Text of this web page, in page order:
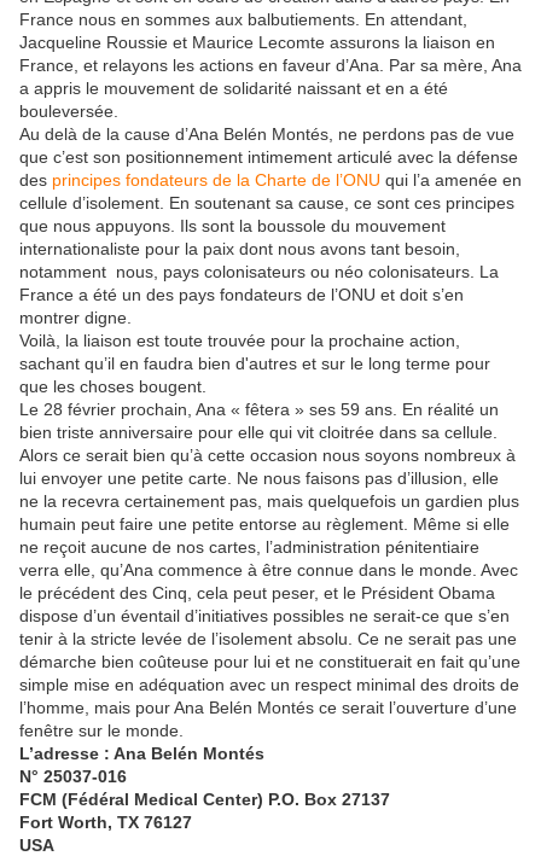
France nous en sommes aux balbutiements. En attendant,
Jacqueline Roussie et Maurice Lecomte assurons la liaison en
France, et relayons les actions en faveur d’Ana. Par sa mère, Ana
a appris le mouvement de solidarité naissant et en a été
bouleversée.
Au delà de la cause d’Ana Belén Montés, ne perdons pas de vue
que c’est son positionnement intimement articulé avec la défense
des principes fondateurs de la Charte de l’ONU qui l’a amenée en
cellule d’isolement. En soutenant sa cause, ce sont ces principes
que nous appuyons. Ils sont la boussole du mouvement
internationaliste pour la paix dont nous avons tant besoin,
notamment nous, pays colonisateurs ou néo colonisateurs. La
France a été un des pays fondateurs de l’ONU et doit s’en
montrer digne.
Voilà, la liaison est toute trouvée pour la prochaine action,
sachant qu’il en faudra bien d'autres et sur le long terme pour
que les choses bougent.
Le 28 février prochain, Ana « fêtera » ses 59 ans. En réalité un
bien triste anniversaire pour elle qui vit cloitrée dans sa cellule.
Alors ce serait bien qu’à cette occasion nous soyons nombreux à
lui envoyer une petite carte. Ne nous faisons pas d’illusion, elle
ne la recevra certainement pas, mais quelquefois un gardien plus
humain peut faire une petite entorse au règlement. Même si elle
ne reçoit aucune de nos cartes, l’administration pénitentiaire
verra elle, qu’Ana commence à être connue dans le monde. Avec
le précédent des Cinq, cela peut peser, et le Président Obama
dispose d’un éventail d’initiatives possibles ne serait-ce que s’en
tenir à la stricte levée de l’isolement absolu. Ce ne serait pas une
démarche bien coûteuse pour lui et ne constituerait en fait qu’une
simple mise en adéquation avec un respect minimal des droits de
l’homme, mais pour Ana Belén Montés ce serait l’ouverture d’une
fenêtre sur le monde.
L’adresse : Ana Belén Montés
N° 25037-016
FCM (Fédéral Medical Center) P.O. Box 27137
Fort Worth, TX 76127
USA